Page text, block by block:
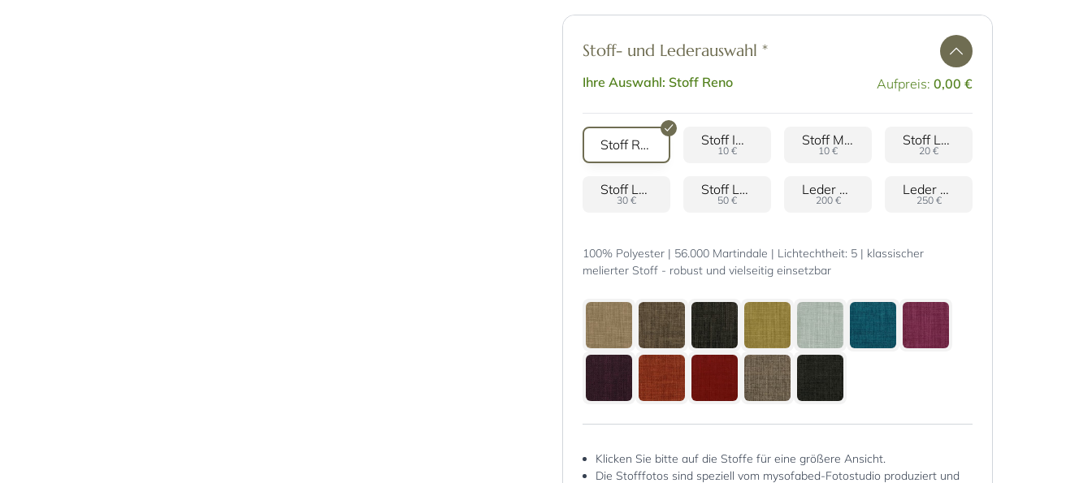
Stoff- und Lederauswahl *
Ihre Auswahl: Stoff Reno Aufpreis: 0,00 €
Stoff Reno Stoff Imola
10 €
Stoff Milan samtig
10 €
Stoff Lana Filz
20 €
Stoff Lago
30 €
Stoff Locarno Bouclé
50 €
Leder Namibia
200 €
Leder Rancho
250 €
100% Polyester | 56.000 Martindale | Lichtechtheit: 5 | klassischer
melierter Stoff - robust und vielseitig einsetzbar
Klicken Sie bitte auf die Stoffe für eine größere Ansicht.
Die Stofffotos sind speziell vom mysofabed-Fotostudio produziert und